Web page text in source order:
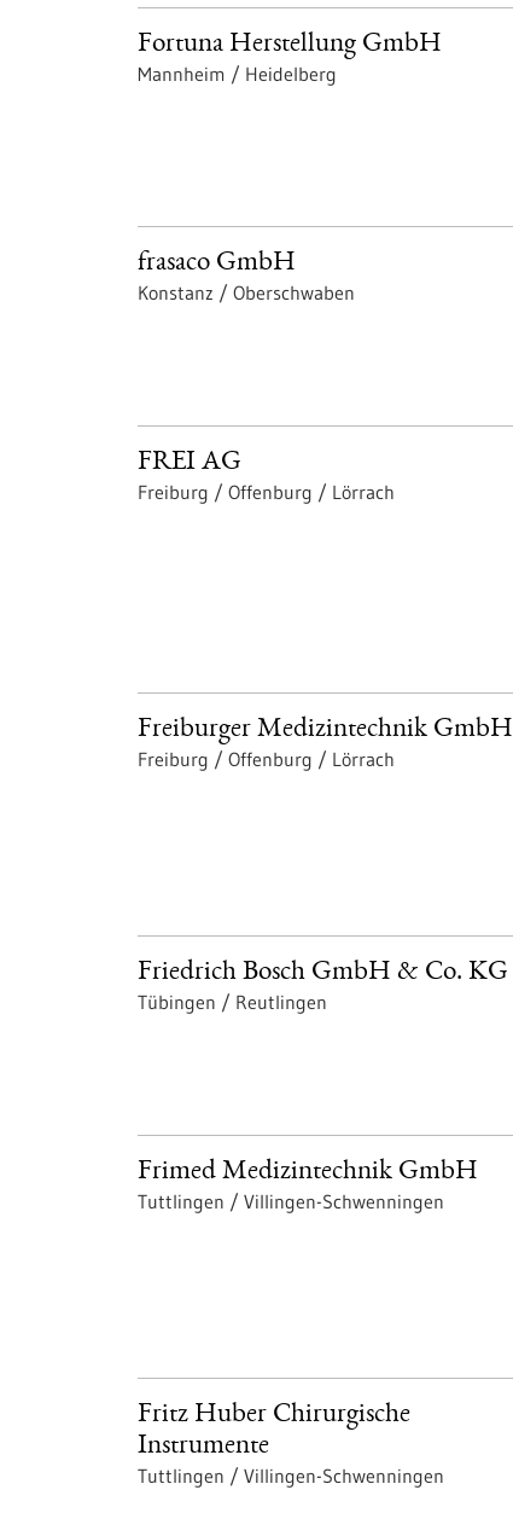
Fortuna Herstellung GmbH
Mannheim / Heidelberg
frasaco GmbH
Konstanz / Oberschwaben
FREI AG
Freiburg / Offenburg / Lörrach
Freiburger Medizintechnik GmbH
Freiburg / Offenburg / Lörrach
Friedrich Bosch GmbH & Co. KG
Tübingen / Reutlingen
Frimed Medizintechnik GmbH
Tuttlingen / Villingen-Schwenningen
Fritz Huber Chirurgische
Instrumente
Tuttlingen / Villingen-Schwenningen